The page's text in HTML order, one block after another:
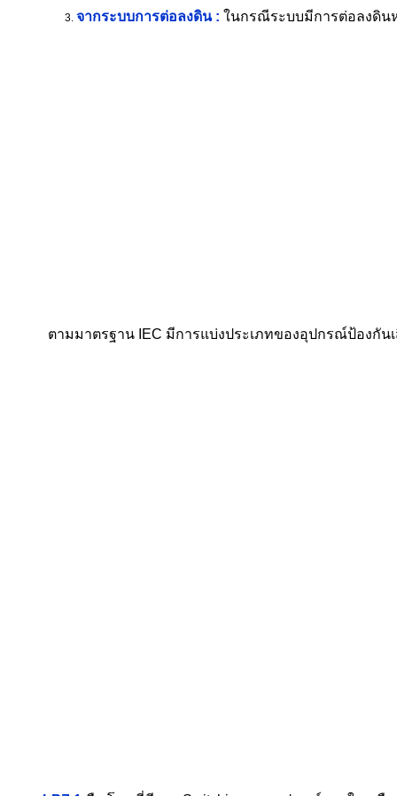
จากระบบการต่อลงดิน : ในกรณีระบบมีการต่อลงดิน
ตามมาตรฐาน IEC มีการแบ่งประเภทของอุปกรณ์ป้องกัน